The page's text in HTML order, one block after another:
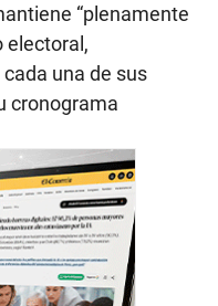
“plenamente
electoral,
una de sus
cronograma